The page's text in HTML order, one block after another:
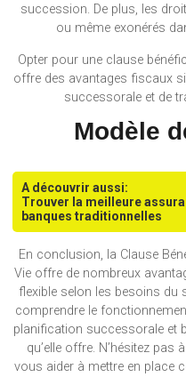
succession. De plus, les
ou même exonérés
Opter pour une clause
offre des avantages fiscaux
successorale et de
Modèle
A découvrir aussi:
Trouver la meilleure
banques traditionnelles
En conclusion, la Clause
Vie offre de nombreux
flexible selon les besoins du
comprendre le
planification successorale et
qu’elle offre. N’hésitez
vous aider à mettre en place